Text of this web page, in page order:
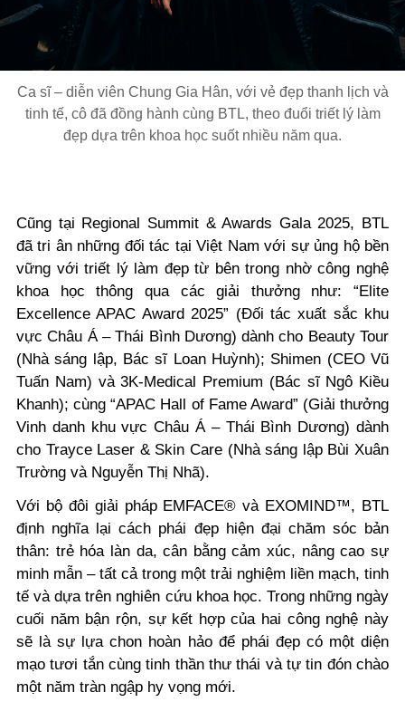
Ca sĩ – diễn viên Chung Gia Hân, với vẻ đẹp thanh lịch và
tinh tế, cô đã đồng hành cùng BTL, theo đuổi triết lý làm
đẹp dựa trên khoa học suốt nhiều năm qua.
Cũng tại Regional Summit & Awards Gala 2025, BTL
đã tri ân những đối tác tại Việt Nam với sự ủng hộ bền
vững với triết lý làm đẹp từ bên trong nhờ công nghệ
khoa học thông qua các giải thưởng như: “Elite
Excellence APAC Award 2025” (Đối tác xuất sắc khu
vực Châu Á – Thái Bình Dương) dành cho Beauty Tour
(Nhà sáng lập, Bác sĩ Loan Huỳnh); Shimen (CEO Vũ
Tuấn Nam) và 3K-Medical Premium (Bác sĩ Ngô Kiều
Khanh); cùng “APAC Hall of Fame Award” (Giải thưởng
Vinh danh khu vực Châu Á – Thái Bình Dương) dành
cho Trayce Laser & Skin Care (Nhà sáng lập Bùi Xuân
Trường và Nguyễn Thị Nhã).
Với bộ đôi giải pháp EMFACE® và EXOMIND™, BTL
định nghĩa lại cách phái đẹp hiện đại chăm sóc bản
thân: trẻ hóa làn da, cân bằng cảm xúc, nâng cao sự
minh mẫn – tất cả trong một trải nghiệm liền mạch, tinh
tế và dựa trên nghiên cứu khoa học. Trong những ngày
cuối năm bận rộn, sự kết hợp của hai công nghệ này
sẽ là sự lựa chon hoàn hảo để phái đẹp có một diện
mạo tươi tắn cùng tinh thần thư thái và tự tin đón chào
một năm tràn ngập hy vọng mới.